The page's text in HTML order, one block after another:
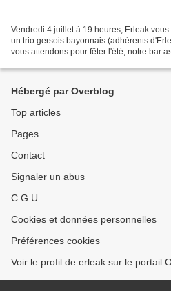
Vendredi 4 juillet à 19 heures, Erleak
un trio gersois bayonnais (adhérents
vous attendons pour fêter l'été, notre bar
Hébergé par Overblog
Top articles
Pages
Contact
Signaler un abus
C.G.U.
Cookies et données personnelles
Préférences cookies
Voir le profil de erleak sur le portail